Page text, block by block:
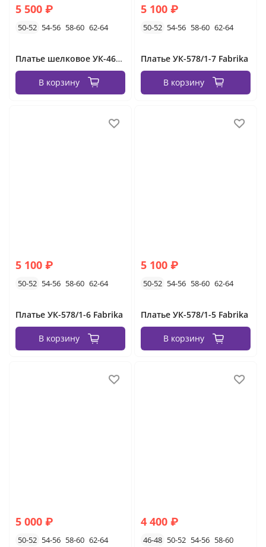
5 500 ₽
50-52 54-56 58-60 62-64
Платье шелковое УК-462-2 Fabrika
В корзину
5 100 ₽
50-52 54-56 58-60 62-64
Платье УК-578/1-7 Fabrika
В корзину
5 100 ₽
50-52 54-56 58-60 62-64
Платье УК-578/1-6 Fabrika
В корзину
5 100 ₽
50-52 54-56 58-60 62-64
Платье УК-578/1-5 Fabrika
В корзину
5 000 ₽
50-52 54-56 58-60 62-64
4 400 ₽
46-48 50-52 54-56 58-60